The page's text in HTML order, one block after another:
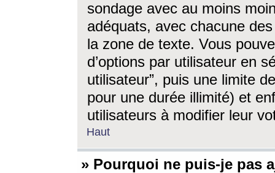
sondage avec au moins
adéquats, avec chacune
la zone de texte. Vous
d’options par utilisateur en
utilisateur”, puis une limite
pour une durée illimité) et
utilisateurs à modifier leur
Haut
» Pourquoi ne puis-je pas